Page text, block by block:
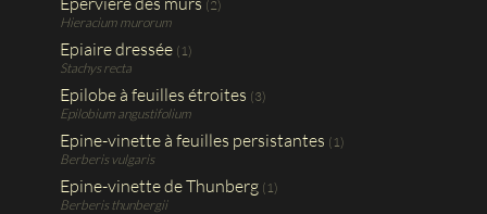
(2)
Hieracium murorum
Epiaire dressée (1)
Stachys recta
Epilobe à feuilles étroites (3)
Epilobium angustifolium
Epine-vinette à feuilles persistantes (1)
Berberis vulgaris
Epine-vinette de Thunberg (1)
Berberis thunbergii